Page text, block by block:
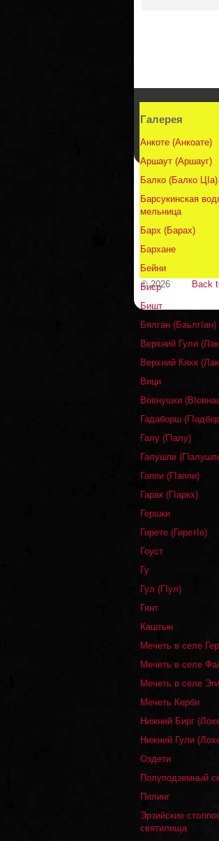
Галерея
Анкоте (Анкоате)
Аршаут (Аршауг)
Балко (Балко ЦIа)
Барсукинская
мельница
Барх (Барах)
Бархане
Бейни
Биср
Бишт
Бялган (БаьлгIан)
Верхний Гули
Верхний Кяхк
Вици
Вовнушки
Гадаборш
Галу (ГIалу)
Галушпи
Гаппи (ГIаппи)
Гарак (ГIаркх)
Гершки
Гирете (ГиретIе)
Гоуст
Гу
Гул (ГIул)
Гянт
Каштын
Мечеть в селе
Мечеть в селе
Мечеть в селе
Мечеть Керби
Нижний Бирг
Нижний Гули
Оздети
Полуподземный
Пялинг
Эрзийские
святилища
Back
© 2026